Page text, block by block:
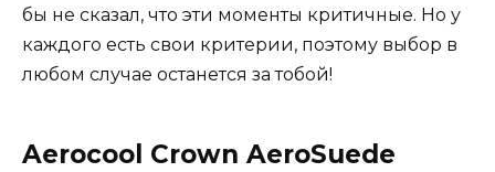
бы не сказал, что эти моменты критичные. Но у
каждого есть свои критерии, поэтому выбор в
любом случае останется за тобой!
Aerocool Crown AeroSuede